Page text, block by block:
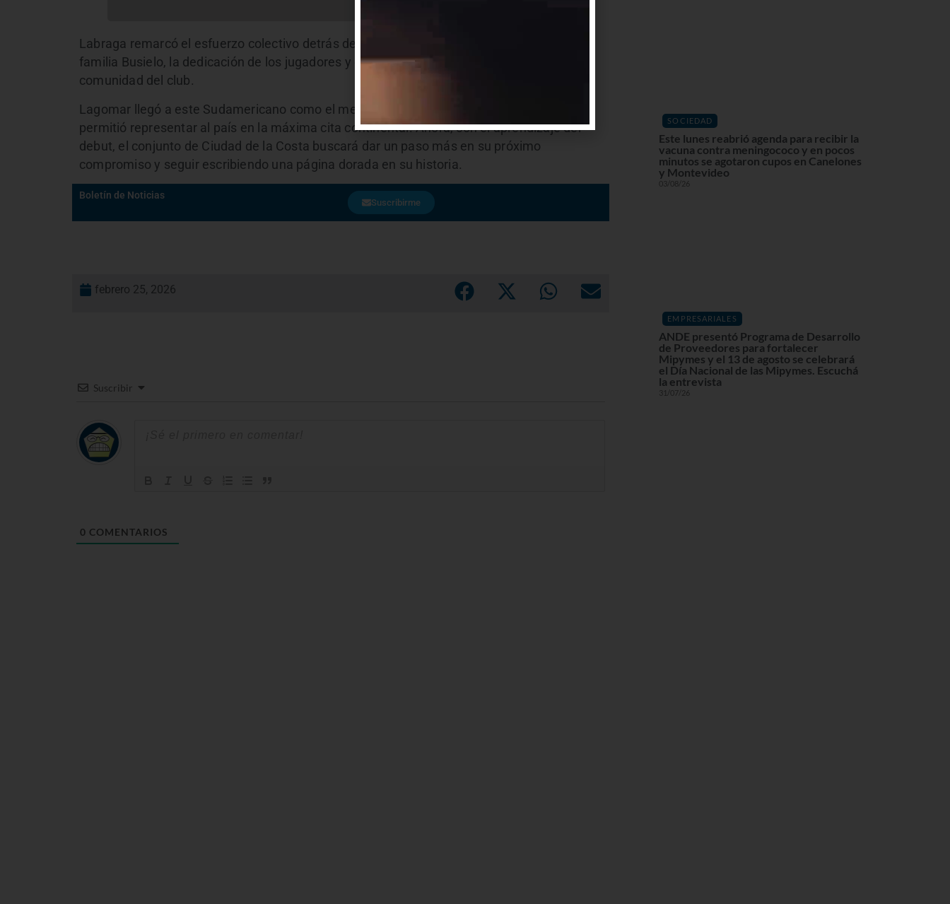
Labraga remarcó el esfuerzo colectivo detrás de este logro: el trabajo sostenido de la
familia Busielo, la dedicación de los jugadores y el apoyo permanente de toda la
comunidad del club.
Lagomar llegó a este Sudamericano como el mejor equipo de Uruguay, condición que le
permitió representar al país en la máxima cita continental. Ahora, con el aprendizaje del
debut, el conjunto de Ciudad de la Costa buscará dar un paso más en su próximo
compromiso y seguir escribiendo una página dorada en su historia.
Boletín de Noticias
Suscribirme
febrero 25, 2026
Suscribir
0 COMENTARIOS
SOCIEDAD
Este lunes reabrió agenda para recibir la
vacuna contra meningococo y en pocos
minutos se agotaron cupos en Canelones
y Montevideo
03/08/26
EMPRESARIALES
ANDE presentó Programa de Desarrollo
de Proveedores para fortalecer
Mipymes y el 13 de agosto se celebrará
el Día Nacional de las Mipymes. Escuchá
la entrevista
31/07/26